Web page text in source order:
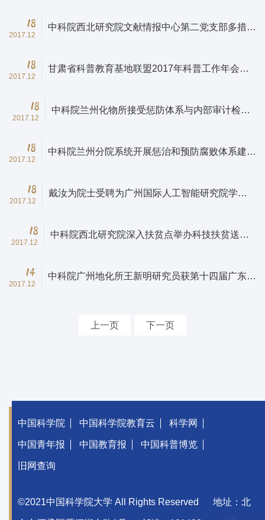
18
2017.12
中科院西北研究院文献情报中心第二党支部多措并
18
2017.12
甘肃省科普教育基地联盟2017年科普工作年会在
18
2017.12
中科院兰州化物所接受惩防体系与内部审计检查
18
2017.12
中科院兰州分院系统开展惩治和预防腐败体系建设
18
2017.12
戴汝为院士受聘为广州国际人工智能研究院学术
18
2017.12
中科院西北研究院深入扶贫点举办科技扶贫送温
14
2017.12
中科院广州地化所王新明研究员获第十四届广东省
上一页 下一页
中国科学院 中国科学院教育云 科学网
中国青年报 中国教育报 中国科普博览
旧网查询
©2021中国科学院大学 All Rights Reserved 地址：北